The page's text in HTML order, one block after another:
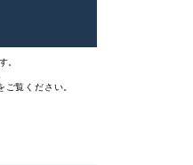
。
ご覧ください。